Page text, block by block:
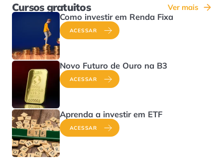
Cursos gratuitos Ver mais
Como investir em Renda Fixa
ACESSAR
Novo Futuro de Ouro na B3
ACESSAR
Aprenda a investir em ETF
ACESSAR